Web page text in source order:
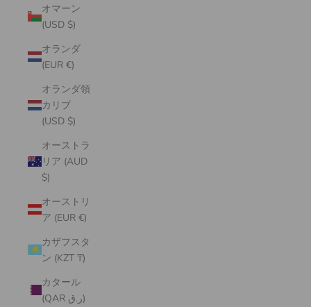
オマーン
(USD $)
オランダ
(EUR €)
オランダ領
カリブ
(USD $)
オーストラ
リア (AUD
$)
オーストリ
ア (EUR €)
カザフスタ
ン (KZT ₸)
カタール
(QAR ر.ق)